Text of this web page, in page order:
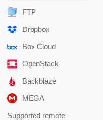
FTP
Dropbox
Box Cloud
OpenStack
Backblaze
MEGA
Supported remote